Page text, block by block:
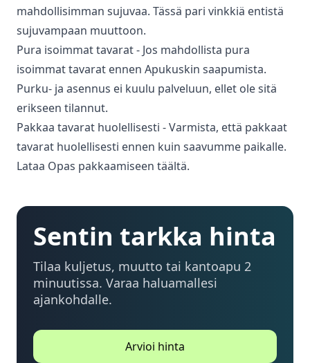
mahdollisimman sujuvaa. Tässä pari vinkkiä entistä
sujuvampaan muuttoon.
Pura isoimmat tavarat - Jos mahdollista pura
isoimmat tavarat ennen Apukuskin saapumista.
Purku- ja asennus ei kuulu palveluun, ellet ole sitä
erikseen tilannut.
Pakkaa tavarat huolellisesti - Varmista, että pakkaat
tavarat huolellisesti ennen kuin saavumme paikalle.
Lataa Opas pakkaamiseen täältä.
Sentin tarkka hinta
Tilaa kuljetus, muutto tai kantoapu 2
minuutissa. Varaa haluamallesi
ajankohdalle.
Arvioi hinta